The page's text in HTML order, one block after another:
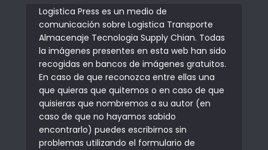
Logistica Press es un medio de
comunicación sobre Logistica Transporte
Almacenaje Tecnologia Supply Chian. Todas
la imágenes presentes en esta web han sido
recogidas en bancos de imágenes gratuitos.
En caso de que reconozca entre ellas una
que quieras que quitemos o en caso de que
quisieras que nombremos a su autor (en
caso de que no hayamos sabido
encontrarlo) puedes escribirnos sin
problemas utilizando el formulario de